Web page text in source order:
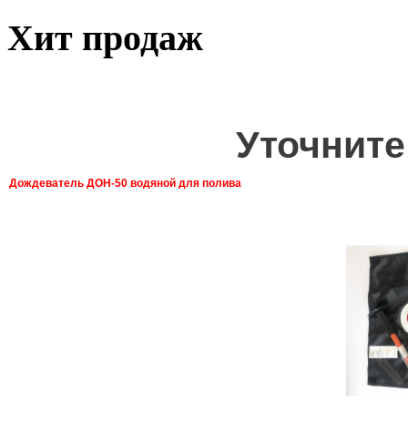
Хит продаж
Дождеватель ДОН-50 водяной для полива